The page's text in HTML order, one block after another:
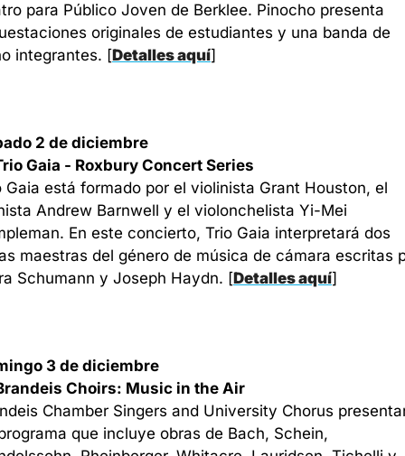
para Público Joven de Berklee. Pinocho presenta
originales de estudiantes y una banda de
integrantes. [Detalles aquí]
2 de diciembre
Gaia - Roxbury Concert Series
Gaia está formado por el violinista Grant Houston, el
Andrew Barnwell y el violonchelista Yi-Mei
En este concierto, Trio Gaia interpretará dos
maestras del género de música de cámara escritas
Schumann y Joseph Haydn. [Detalles aquí]
3 de diciembre
Choirs: Music in the Air
Chamber Singers and University Chorus
que incluye obras de Bach, Schein,